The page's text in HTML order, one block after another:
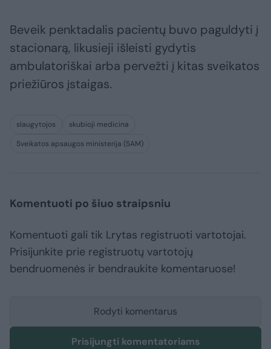
Beveik penktadalis pacientų buvo paguldyti į
stacionarą, likusieji išleisti gydytis
ambulatoriškai arba pervežti į kitas sveikatos
priežiūros įstaigas.
slaugytojos
skubioji medicina
Sveikatos apsaugos ministerija (SAM)
Komentuoti po šiuo straipsniu
Komentuoti gali tik Lrytas registruoti vartotojai.
Prisijunkite prie registruotų vartotojų
bendruomenės ir bendraukite komentaruose!
Rodyti komentarus
Prisijungti komentatoriams